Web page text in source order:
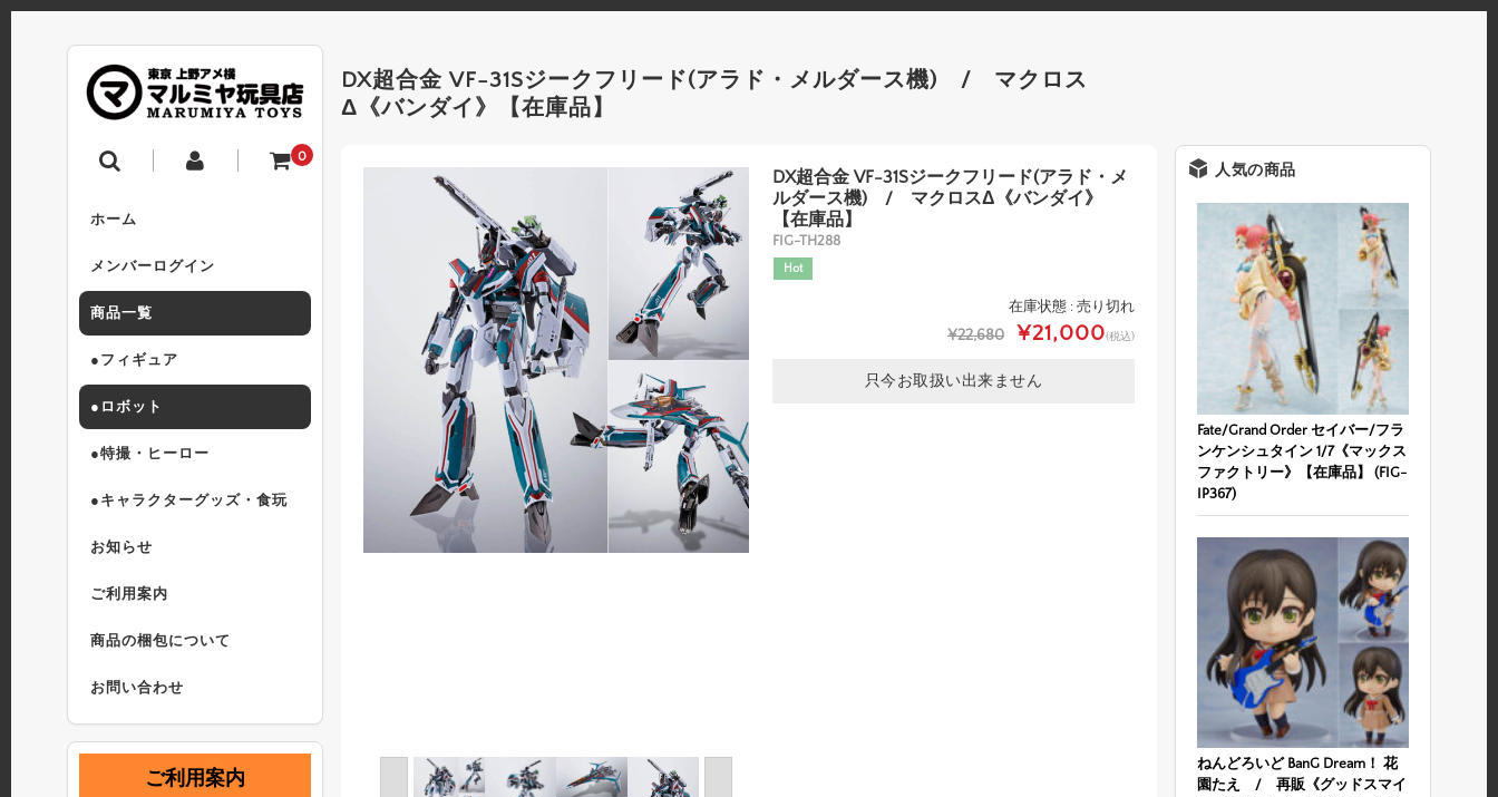
0
ホーム
メンバーログイン
商品一覧
●フィギュア
●ロボット
●特撮・ヒーロー
●キャラクターグッズ・食玩
お知らせ
ご利用案内
商品の梱包について
お問い合わせ
DX超合金 VF-31Sジークフリード(アラド・メルダース機) / マクロス
Δ《バンダイ》【在庫品】
DX超合金 VF-31Sジークフリード(アラド・メ
ルダース機) / マクロスΔ《バンダイ》
【在庫品】
FIG-TH288
Hot
在庫状態 : 売り切れ
¥22,680 ¥21,000(税込)
只今お取扱い出来ません
人気の商品
Fate/Grand Order セイバー/フラ
ンケンシュタイン 1/7《マックス
ファクトリー》【在庫品】 (FIG-
IP367)
ねんどろいど BanG Dream！ 花
園たえ / 再販《グッドスマイ
ご利用案内